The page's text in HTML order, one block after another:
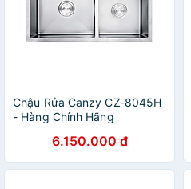
Chậu Rửa Canzy CZ-8045H
- Hàng Chính Hãng
6.150.000 đ